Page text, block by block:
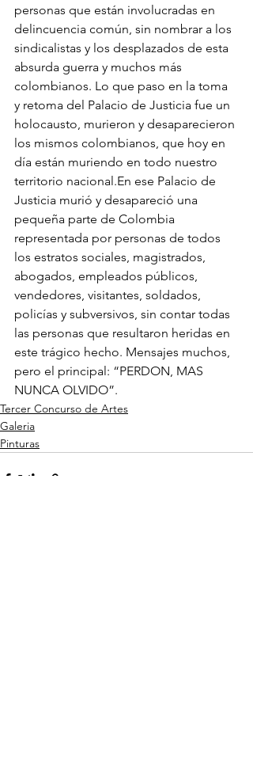
personas que están involucradas en
delincuencia común, sin nombrar a los
sindicalistas y los desplazados de esta
absurda guerra y muchos más
colombianos. Lo que paso en la toma
y retoma del Palacio de Justicia fue un
holocausto, murieron y desaparecieron
los mismos colombianos, que hoy en
día están muriendo en todo nuestro
territorio nacional.En ese Palacio de
Justicia murió y desapareció una
pequeña parte de Colombia
representada por personas de todos
los estratos sociales, magistrados,
abogados, empleados públicos,
vendedores, visitantes, soldados,
policías y subversivos, sin contar todas
las personas que resultaron heridas en
este trágico hecho. Mensajes muchos,
pero el principal: “PERDON, MAS
NUNCA OLVIDO”.
Tercer Concurso de Artes
Galeria
Pinturas